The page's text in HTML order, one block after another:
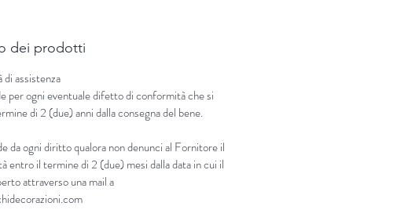
dei prodotti
di assistenza
per ogni eventuale difetto di conformità che si
di 2 (due) anni dalla consegna del bene.
da ogni diritto qualora non denunci al Fornitore il
entro il termine di 2 (due) mesi dalla data in cui il
attraverso una mail a